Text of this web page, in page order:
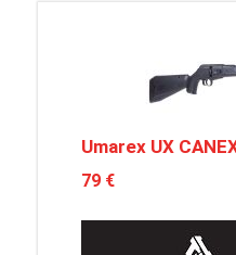
Umarex UX
79 €